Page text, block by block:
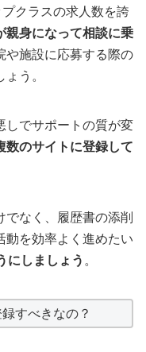
クラスの求人数を誇
親身になって相談に乗
や施設に応募する際の
う。
しでサポートの質が変
数のサイトに登録して
なく、履歴書の添削
動を効率よく進めたい
にしましょう 。
すべきなの？